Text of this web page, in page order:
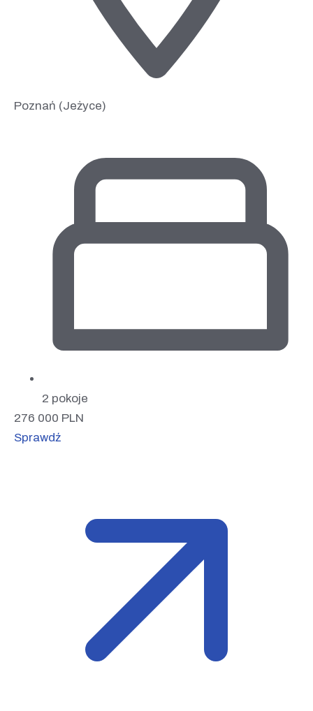
Poznań (Jeżyce)
2 pokoje
276 000 PLN
Sprawdź